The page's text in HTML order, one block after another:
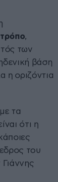
,
των
βάση
η οριζόντια
τα
ότι η
του